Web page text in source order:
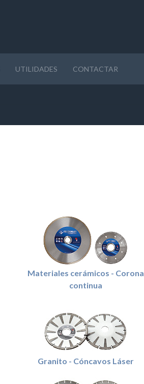
UTILIDADES CONTACTAR
Materiales cerámicos - Corona
continua
Granito - Cóncavos Láser